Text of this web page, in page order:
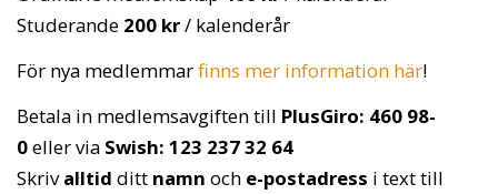
Studerande 200 kr/ kalenderår
För nya medlemmarfinns mer information här!
Betala in medlemsavgiften till PlusGiro: 460 98-
0eller via Swish: 123 237 32 64
Skrivalltid ditt namn och e-postadress i text till